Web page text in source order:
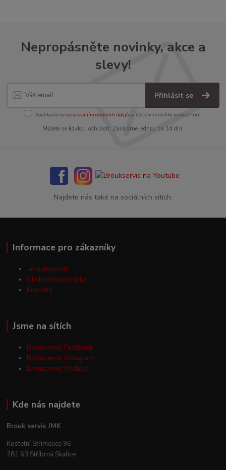
Nepropásněte novinky, akce a
slevy!
Přihlásit se
Souhlasím se zpracováním osobních údajůza účelem rozesílky newsletteru.
Můžete se kdykoli odhlásit. Zasíláme jednou za 14 dní.
Najdete nás také na sociálních sítích.
Informace pro zákazníky
Jak nakupovat
Obchodní podmínky
Kontakty
Jsme na sítích
Broukservis Facebook
Broukservis Instagram
Broukservis Youtube
Kde nás najdete
Brouk servis JMK
Kostelní Střimelice 96
281 63 Stříbrná Skalice